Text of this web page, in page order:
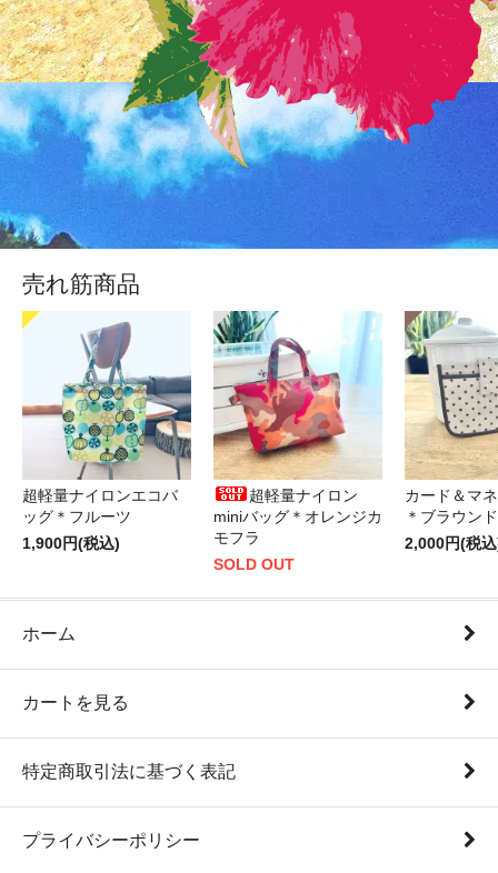
売れ筋商品
超軽量ナイロンエコバ
ッグ＊フルーツ
1,900円(税込)
超軽量ナイロン
miniバッグ＊オレンジカ
モフラ
SOLD OUT
カード＆マ
＊ブラウン
2,000円(税
ホーム
カートを見る
特定商取引法に基づく表記
プライバシーポリシー